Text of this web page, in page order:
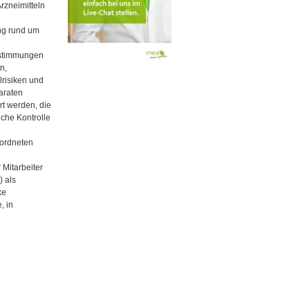
rund um
und
werden, die
Kontrolle
Mitarbeiter
als
in